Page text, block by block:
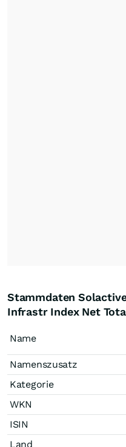
Stammdaten
Infrastr Index Net
Name
Namenszusatz
Kategorie
WKN
ISIN
Land